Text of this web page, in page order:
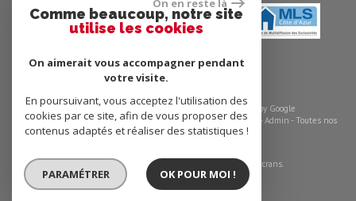
© 2026 | Tous droits réservés | Traduction powered by Google
Plan du site -Mentions légales -Barème des honoraires -Liens - Admin - Toutes nos
annonces
un seul site adaptable à tous les types d'écrans.
On en reste là
Comme beaucoup, notre site
utilise les cookies
On aimerait vous accompagner pendant
votre visite.
En poursuivant, vous acceptez l'utilisation des
cookies par ce site, afin de vous proposer des
contenus adaptés et réaliser des statistiques !
PARAMÉTRER OK POUR MOI !